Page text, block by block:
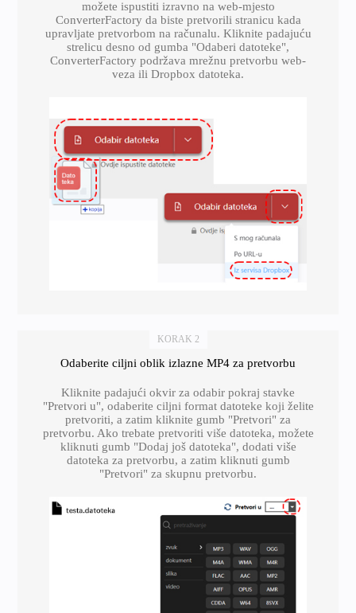
možete ispustiti izravno na web-mjesto
ConverterFactory da biste pretvorili stranicu kada
upravljate pretvorbom na računalu. Kliknite padajuću
strelicu desno od gumba "Odaberi datoteke",
ConverterFactory podržava mrežnu pretvorbu web-
veza ili Dropbox datoteka.
KORAK 2
Odaberite ciljni oblik izlazne MP4 za pretvorbu
Kliknite padajući okvir za odabir pokraj stavke
"Pretvori u", odaberite ciljni format datoteke koji želite
pretvoriti, a zatim kliknite gumb "Pretvori" za
pretvorbu. Ako trebate pretvoriti više datoteka, možete
kliknuti gumb "Dodaj još datoteka", dodati više
datoteka za pretvorbu, a zatim kliknuti gumb
"Pretvori" za skupnu pretvorbu.